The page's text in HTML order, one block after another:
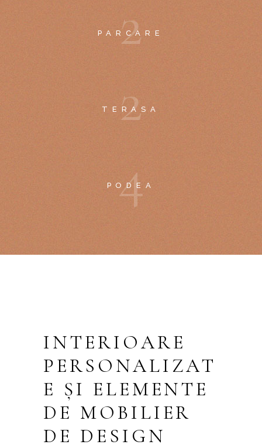
2
PARCARE
2
TERASA
4
PODEA
INTERIOARE
PERSONALIZAT
E ȘI ELEMENTE
DE MOBILIER
DE DESIGN